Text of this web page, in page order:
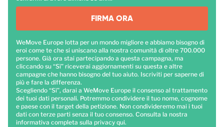
FIRMA ORA
WeMove Europe lotta per un mondo migliore e abbiamo bisogno di
eroi come te che si uniscano alla nostra comunità di oltre 700.000
persone. Già ora stai partecipando a questa campagna, ma
cliccando su “Sì” riceverai aggiornamenti su questa e altre
campagne che hanno bisogno del tuo aiuto. Iscriviti per saperne di
più e fare la differenza.
Scegliendo “Sì”, darai a WeMove Europe il consenso al trattamento
dei tuoi dati personali. Potremmo condividere il tuo nome, cognome
e paese con il target della petizione. Non condivideremo mai i tuoi
dati con terze parti senza il tuo consenso. Consulta la nostra
informativa completa sulla privacy qui.